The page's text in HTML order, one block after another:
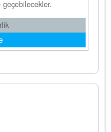
geçebilecekler.